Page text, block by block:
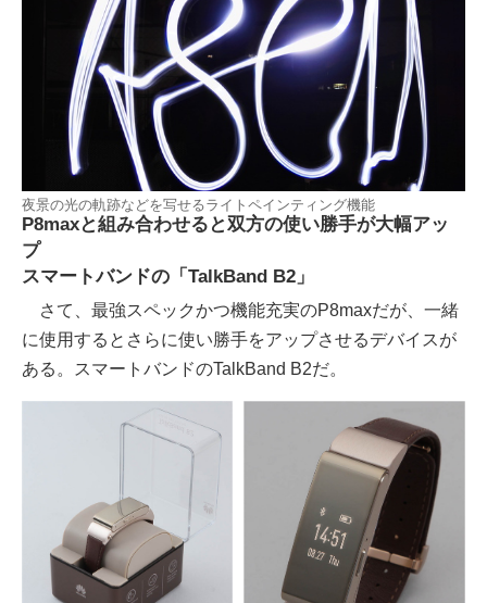
夜景の光の軌跡などを写せるライトペインティング機能
P8maxと組み合わせると双方の使い勝手が大幅アッ
プ
スマートバンドの「TalkBand B2」
さて、最強スペックかつ機能充実のP8maxだが、一緒
に使用するとさらに使い勝手をアップさせるデバイスが
ある。スマートバンドのTalkBand B2だ。